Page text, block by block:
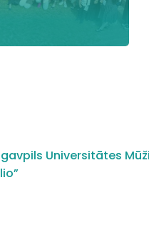
Universitātes